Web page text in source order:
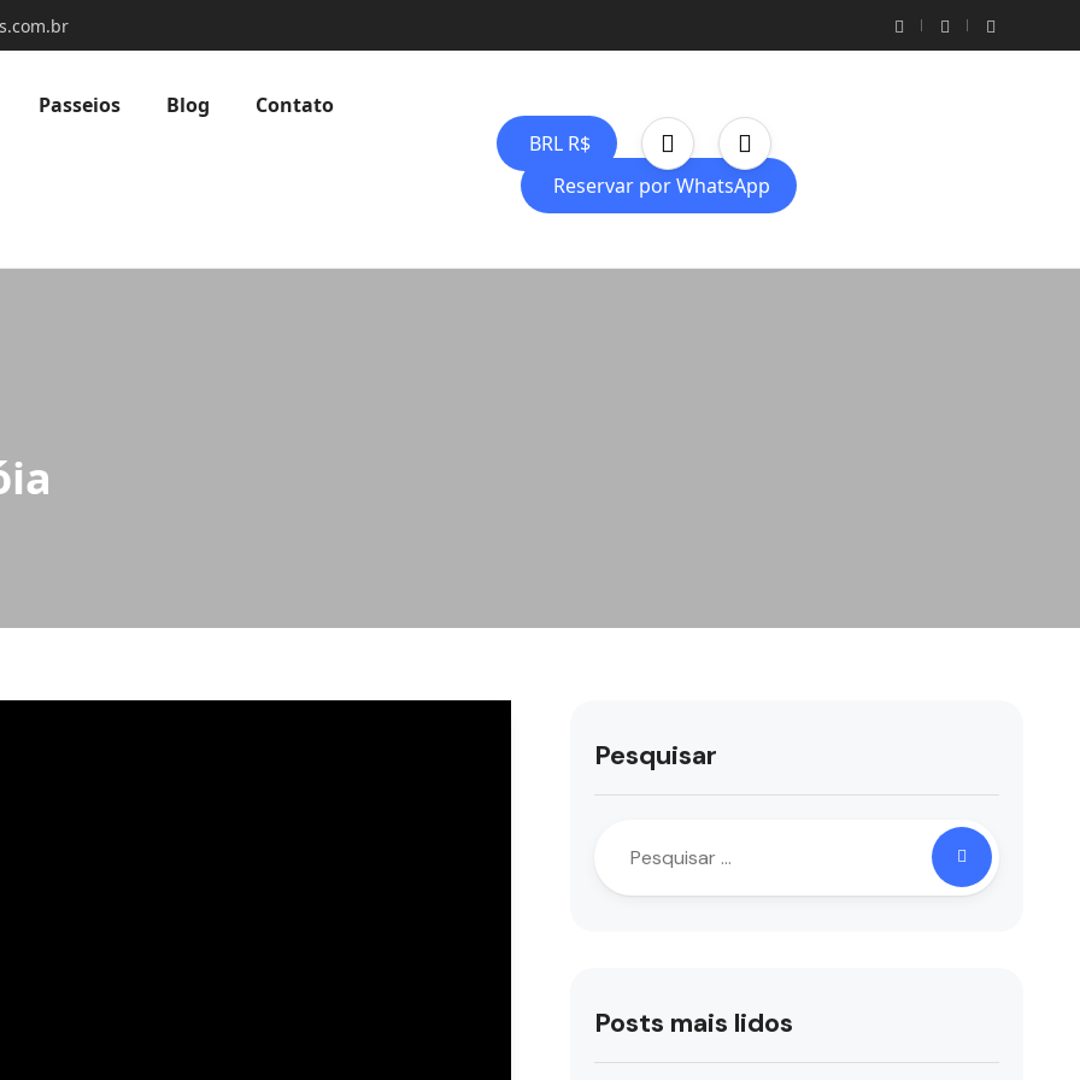
Passeios Blog Contato
BRL R$
Reservar por WhatsApp
Pesquisar
Posts mais lidos